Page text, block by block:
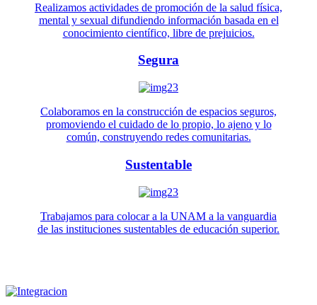
Realizamos actividades de promoción de la salud física,
mental y sexual difundiendo información basada en el
conocimiento científico, libre de prejuicios.
Segura
Colaboramos en la construcción de espacios seguros,
promoviendo el cuidado de lo propio, lo ajeno y lo
común, construyendo redes comunitarias.
Sustentable
Trabajamos para colocar a la UNAM a la vanguardia
de las instituciones sustentables de educación superior.